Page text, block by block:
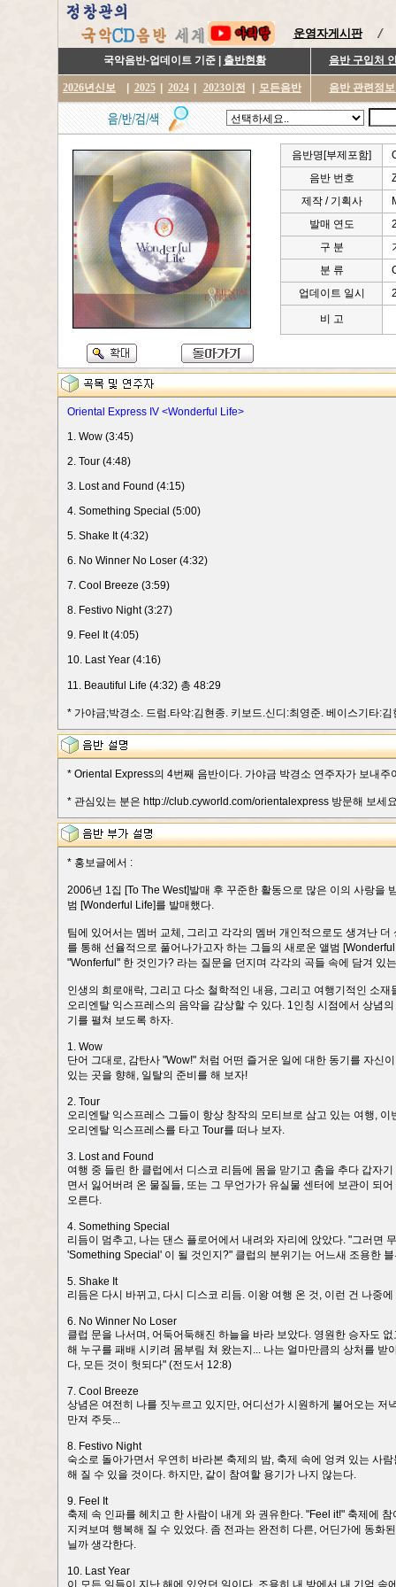
운영자게시판
국악음반-업데이트 기준 | 출반현황 음반 구입처
2026년신보 2025 2024 2023이전 모든음반 음반 관련정
음반명[부제포함]
음반 번호
제작 / 기획사
발매 연도
구 분
분 류
업데이트 일시
비 고
Oriental Express IV <Wonderful Life>
1. Wow (3:45)
2. Tour (4:48)
3. Lost and Found (4:15)
4. Something Special (5:00)
5. Shake It (4:32)
6. No Winner No Loser (4:32)
7. Cool Breeze (3:59)
8. Festivo Night (3:27)
9. Feel It (4:05)
10. Last Year (4:16)
11. Beautiful Life (4:32) 총 48:29
* 가야금;박경소. 드럼.타악:김현종. 키보드.신디:최영준. 베이스기타:
* Oriental Express의 4번째 음반이다. 가야금 박경소 연주자가 보내
* 관심있는 분은 http://club.cyworld.com/orientalexpress 방문해 보세
* 홍보글에서 :
2006년 1집 [To The West]발매 후 꾸준한 활동으로 많은 이의 사랑을
범 [Wonderful Life]를 발매했다.
팀에 있어서는 멤버 교체, 그리고 각각의 멤버 개인적으로도 생겨난
를 통해 선율적으로 풀어나가고자 하는 그들의 새로운 앨범
"Wonferful" 한 것인가? 라는 질문을 던지며 각각의 곡들 속에 담겨 있
인생의 희로애락, 그리고 다소 철학적인 내용, 그리고 여행기적인 소
오리엔탈 익스프레스의 음악을 감상할 수 있다. 1인칭 시점에서 상념
기를 펼쳐 보도록 하자.
1. Wow
단어 그대로, 감탄사 "Wow!" 처럼 어떤 즐거운 일에 대한 동기를 자신
있는 곳을 향해, 일탈의 준비를 해 보자!
2. Tour
오리엔탈 익스프레스 그들이 항상 창작의 모티브로 삼고 있는 여행,
오리엔탈 익스프레스를 타고 Tour를 떠나 보자.
3. Lost and Found
여행 중 들린 한 클럽에서 디스코 리듬에 몸을 맏기고 춤을 추다 갑자
면서 잃어버려 온 물질들, 또는 그 무언가가 유실물 센터에 보관이 되
오른다.
4. Something Special
리듬이 멈추고, 나는 댄스 플로어에서 내려와 자리에 앉았다. "그러면
'Something Special' 이 될 것인지?" 클럽의 분위기는 어느새 조용한
5. Shake It
리듬은 다시 바뀌고, 다시 디스코 리듬. 이왕 여행 온 것, 이런 건 나중
6. No Winner No Loser
클럽 문을 나서며, 어둑어둑해진 하늘을 바라 보았다. 영원한 승자도
해 누구를 패배 시키려 몸부림 쳐 왔는지... 나는 얼마만큼의 상처를
다, 모든 것이 헛되다" (전도서 12:8)
7. Cool Breeze
상념은 여전히 나를 짓누르고 있지만, 어디선가 시원하게 불어오는
만져 주듯...
8. Festivo Night
숙소로 돌아가면서 우연히 바라본 축제의 밤, 축제 속에 엉켜 있는 사
해 질 수 있을 것이다. 하지만, 같이 참여할 용기가 나지 않는다.
9. Feel It
축제 속 인파를 헤치고 한 사람이 내게 와 권유한다. "Feel it!" 축제에
지켜보며 행복해 질 수 있었다. 좀 전과는 완전히 다른, 어딘가에 동화
닐까 생각한다.
10. Last Year
이 모든 일들이 지난 해에 있었던 일이다. 조용히 내 방에서 내 기억